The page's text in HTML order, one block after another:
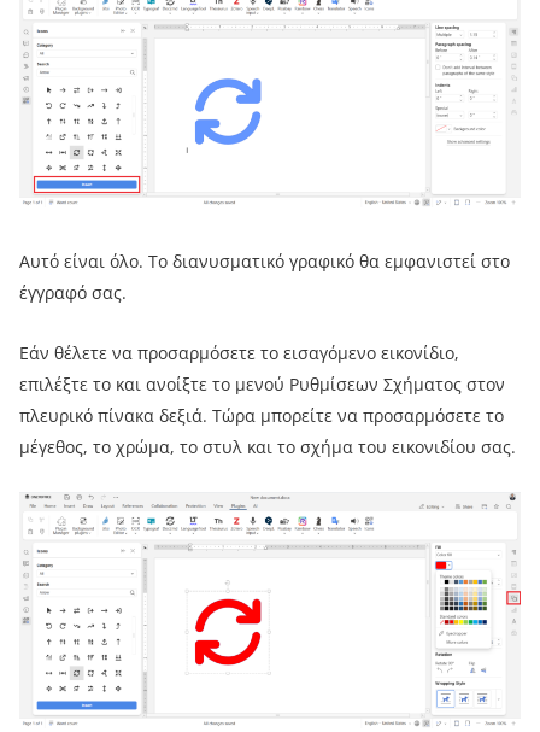
Αυτό είναι όλο. Το διανυσματικό γραφικό θα εμφανιστεί στο
έγγραφό σας.
Εάν θέλετε να προσαρμόσετε το εισαγόμενο εικονίδιο,
επιλέξτε το και ανοίξτε το μενού Ρυθμίσεων Σχήματος στον
πλευρικό πίνακα δεξιά. Τώρα μπορείτε να προσαρμόσετε το
μέγεθος, το χρώμα, το στυλ και το σχήμα του εικονιδίου σας.